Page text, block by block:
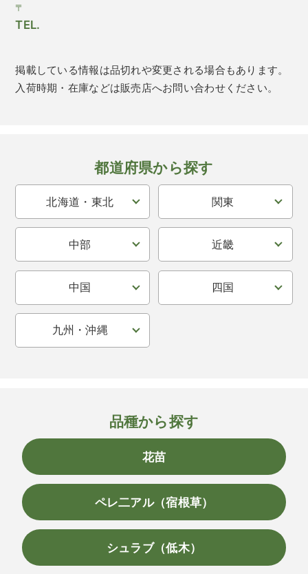
〒
TEL.
掲載している情報は品切れや変更される場合もあります。
入荷時期・在庫などは販売店へお問い合わせください。
都道府県から探す
北海道・東北 関東
中部 近畿
中国 四国
九州・沖縄
品種から探す
花苗
ペレ二アル（宿根草）
シュラブ（低木）